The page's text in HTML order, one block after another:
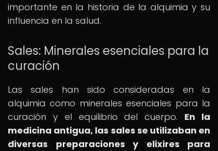
importante en la historia de la alquimia y su
influencia en la salud.
Sales: Minerales esenciales para la
curación
Las sales han sido consideradas en la
alquimia como minerales esenciales para la
curación y el equilibrio del cuerpo. En la
medicina antigua, las sales se utilizaban en
diversas preparaciones y elixires para